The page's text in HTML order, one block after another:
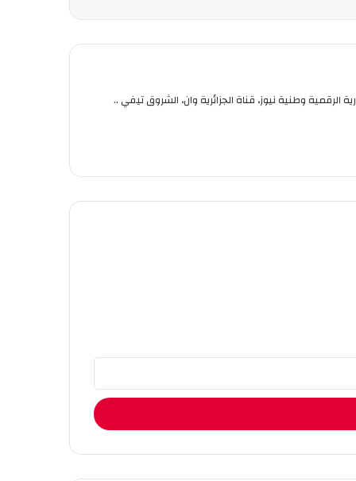
للتدريب الإعلامي. صحفي بالإخبارية الرقمية وطنية نيوز، قناة الجزائرية وان، الشروق تيفي ..